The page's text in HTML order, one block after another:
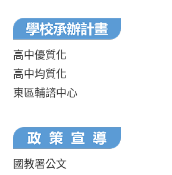
高中優質化
高中均質化
東區輔諮中心
國教署公文